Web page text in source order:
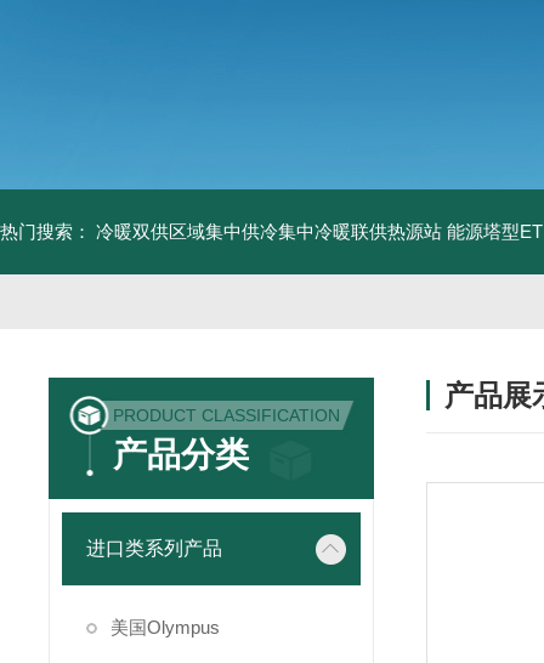
热门搜索： 冷暖双供区域集中供冷集中冷暖联供热源站 能源塔型
PRODUCT CLASSIFICATION
产品分类
进口类系列产品
美国Olympus
产品展